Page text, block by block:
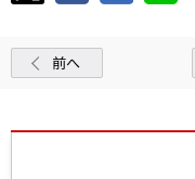
前へ